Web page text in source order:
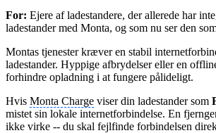
For: Ejere af ladestandere, der allerede har
ladestander med Monta, og som nu ser den
Montas tjenester kræver en stabil
ladestander. Hyppige afbrydelser eller en
forhindre opladning i at fungere pålideligt.
Hvis Monta Charge viser din ladestander som
mistet sin lokale internetforbindelse. En
ikke virke -- du skal fejlfinde forbindelsen